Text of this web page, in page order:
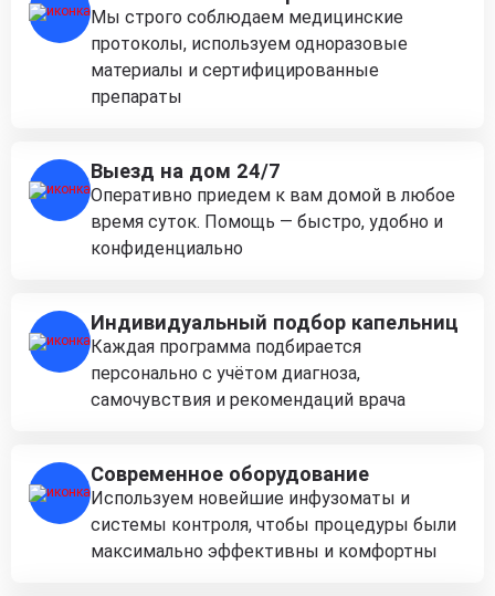
Мы строго соблюдаем медицинские
протоколы, используем одноразовые
материалы и сертифицированные
препараты
Выезд на дом 24/7
Оперативно приедем к вам домой в любое
время суток. Помощь — быстро, удобно и
конфиденциально
Индивидуальный подбор капельниц
Каждая программа подбирается
персонально с учётом диагноза,
самочувствия и рекомендаций врача
Современное оборудование
Используем новейшие инфузоматы и
системы контроля, чтобы процедуры были
максимально эффективны и комфортны